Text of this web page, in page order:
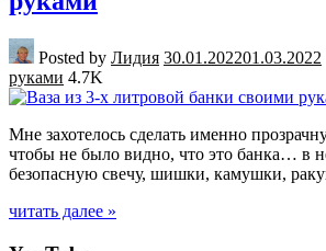
Posted by Лидия 30.01.202201.03.2022
руками 4.7K
Мне захотелось сделать именно
чтобы не было видно, что это банка… в
безопасную свечу, шишки, камушки,
читать далее »
Posts